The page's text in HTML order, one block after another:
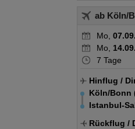
ab Köln/
Mo,
Mo,
7 Tage
Hinflug /
Köln/Bonn
Istanbul-
Rückflug /